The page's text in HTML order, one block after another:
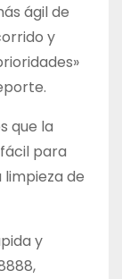
ágil de
y
que la
para
de
y